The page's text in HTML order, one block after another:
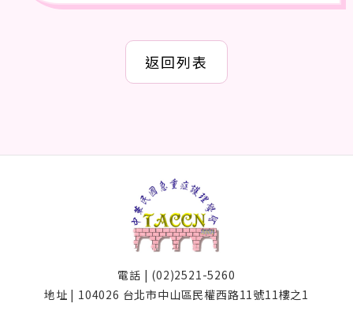
返回列表
電話 | (02)2521-5260
地址 | 104026 台北市中山區民權西路11號11樓之1